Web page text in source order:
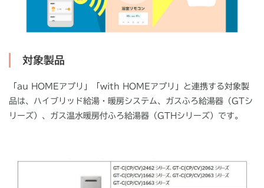
対象製品
「au HOMEアプリ」「with HOMEアプリ」と連携する対象製
品は、ハイブリッド給湯・暖房システム、ガスふろ給湯器（GTシ
リーズ）、ガス温水暖房付ふろ給湯器（GTH シリーズ）です。